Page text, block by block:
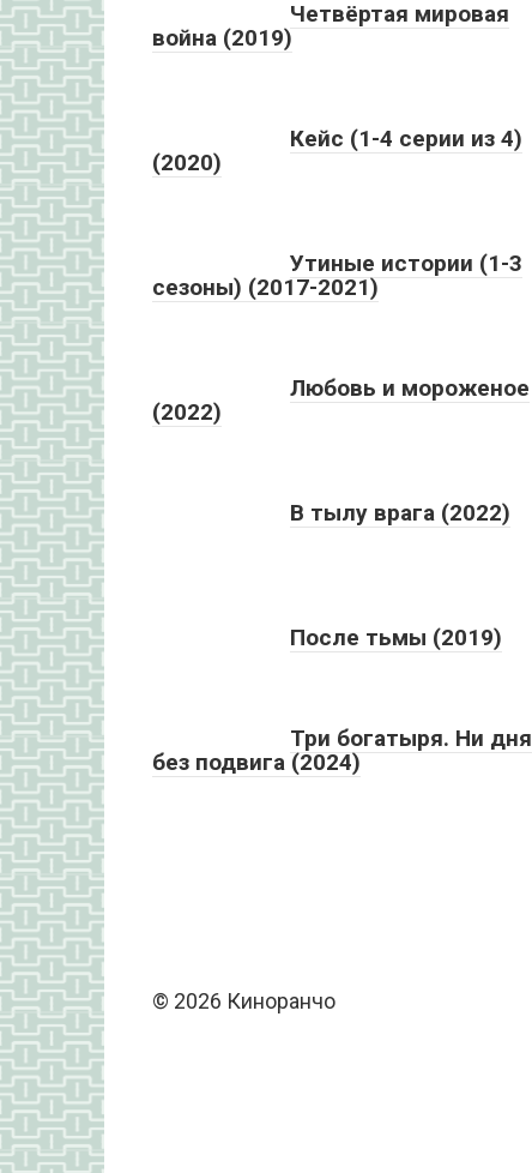
Четвёртая мировая
война (2019)
Кейс (1-4 серии из 4)
(2020)
Утиные истории (1-3
сезоны) (2017-2021)
Любовь и мороженое
(2022)
В тылу врага (2022)
После тьмы (2019)
Три богатыря. Ни дня
без подвига (2024)
© 2026 Киноранчо